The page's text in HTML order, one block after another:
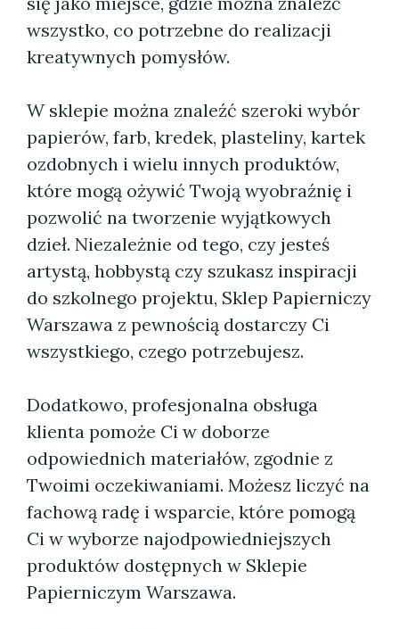
wszystko, co potrzebne do realizacji
kreatywnych pomysłów.
W sklepie można znaleźć szeroki wybór
papierów, farb, kredek, plasteliny, kartek
ozdobnych i wielu innych produktów,
które mogą ożywić Twoją wyobraźnię i
pozwolić na tworzenie wyjątkowych
dzieł. Niezależnie od tego, czy jesteś
artystą, hobbystą czy szukasz inspiracji
do szkolnego projektu, Sklep Papierniczy
Warszawa z pewnością dostarczy Ci
wszystkiego, czego potrzebujesz.
Dodatkowo, profesjonalna obsługa
klienta pomoże Ci w doborze
odpowiednich materiałów, zgodnie z
Twoimi oczekiwaniami. Możesz liczyć na
fachową radę i wsparcie, które pomogą
Ci w wyborze najodpowiedniejszych
produktów dostępnych w Sklepie
Papierniczym Warszawa.